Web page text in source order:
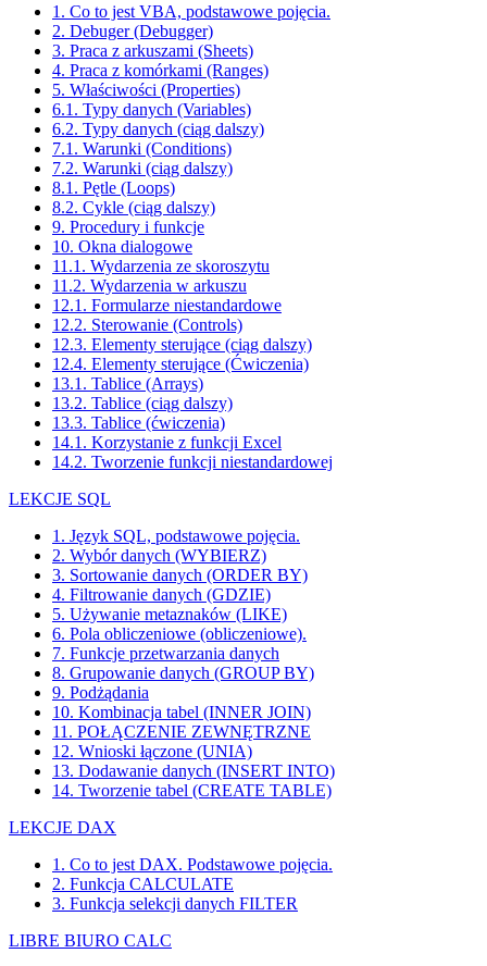
1. Co to jest VBA, podstawowe pojęcia.
2. Debuger (Debugger)
3. Praca z arkuszami (Sheets)
4. Praca z komórkami (Ranges)
5. Właściwości (Properties)
6.1. Typy danych (Variables)
6.2. Typy danych (ciąg dalszy)
7.1. Warunki (Conditions)
7.2. Warunki (ciąg dalszy)
8.1. Pętle (Loops)
8.2. Cykle (ciąg dalszy)
9. Procedury i funkcje
10. Okna dialogowe
11.1. Wydarzenia ze skoroszytu
11.2. Wydarzenia w arkuszu
12.1. Formularze niestandardowe
12.2. Sterowanie (Controls)
12.3. Elementy sterujące (ciąg dalszy)
12.4. Elementy sterujące (Ćwiczenia)
13.1. Tablice (Arrays)
13.2. Tablice (ciąg dalszy)
13.3. Tablice (ćwiczenia)
14.1. Korzystanie z funkcji Excel
14.2. Tworzenie funkcji niestandardowej
LEKCJE SQL
1. Język SQL, podstawowe pojęcia.
2. Wybór danych (WYBIERZ)
3. Sortowanie danych (ORDER BY)
4. Filtrowanie danych (GDZIE)
5. Używanie metaznaków (LIKE)
6. Pola obliczeniowe (obliczeniowe).
7. Funkcje przetwarzania danych
8. Grupowanie danych (GROUP BY)
9. Podżądania
10. Kombinacja tabel (INNER JOIN)
11. POŁĄCZENIE ZEWNĘTRZNE
12. Wnioski łączone (UNIA)
13. Dodawanie danych (INSERT INTO)
14. Tworzenie tabel (CREATE TABLE)
LEKCJE DAX
1. Co to jest DAX. Podstawowe pojęcia.
2. Funkcja CALCULATE
3. Funkcja selekcji danych FILTER
LIBRE BIURO CALC